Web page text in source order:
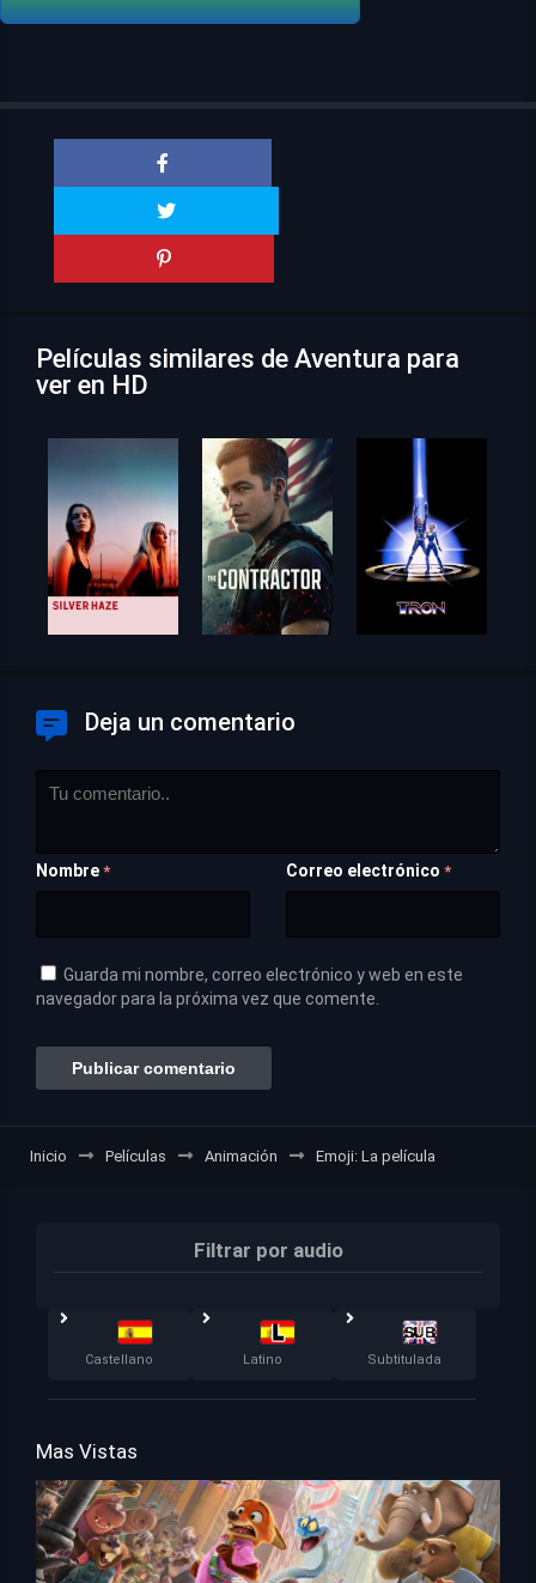
Películas similares de Aventura para
ver en HD
Deja un comentario
Nombre * Correo electrónico *
Guarda mi nombre, correo electrónico y web en este
navegador para la próxima vez que comente.
Inicio Películas Animación Emoji: La película
Filtrar por audio
Castellano Latino Subtitulada
Mas Vistas